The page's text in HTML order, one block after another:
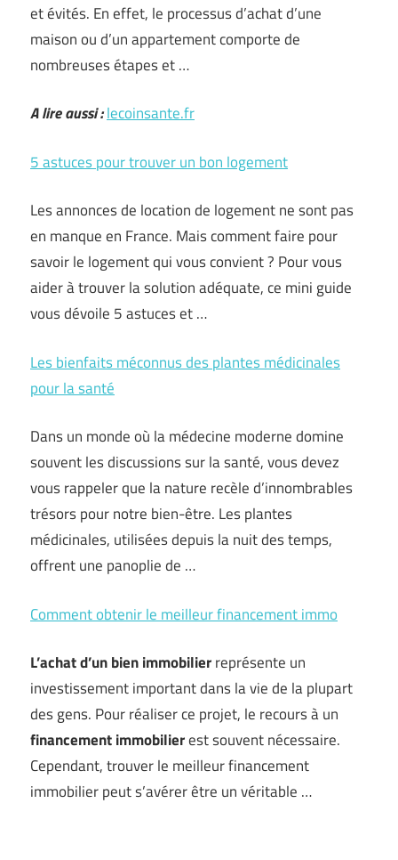
et évités. En effet, le processus d’achat d’une
maison ou d’un appartement comporte de
nombreuses étapes et …
A lire aussi :lecoinsante.fr
5 astuces pour trouver un bon logement
Les annonces de location de logement ne sont pas
en manque en France. Mais comment faire pour
savoir le logement qui vous convient ? Pour vous
aider à trouver la solution adéquate, ce mini guide
vous dévoile 5 astuces et …
Les bienfaits méconnus des plantes médicinales
pour la santé
Dans un monde où la médecine moderne domine
souvent les discussions sur la santé, vous devez
vous rappeler que la nature recèle d’innombrables
trésors pour notre bien-être. Les plantes
médicinales, utilisées depuis la nuit des temps,
offrent une panoplie de …
Comment obtenir le meilleur financement immo
L’achat d’un bien immobilierreprésente un
investissement important dans la vie de la plupart
des gens. Pour réaliser ce projet, le recours à un
financement immobilierest souvent nécessaire.
Cependant, trouver le meilleur financement
immobilier peut s’avérer être un véritable …